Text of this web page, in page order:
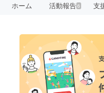
ホーム 活動報告6 支